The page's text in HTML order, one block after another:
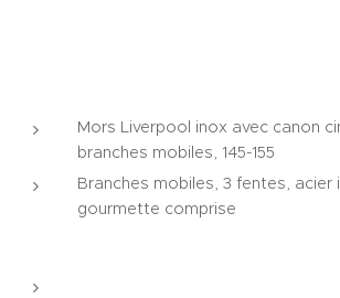
Mors Liverpool inox avec canon
branches mobiles, 145-155
Branches mobiles, 3 fentes, acier
gourmette comprise